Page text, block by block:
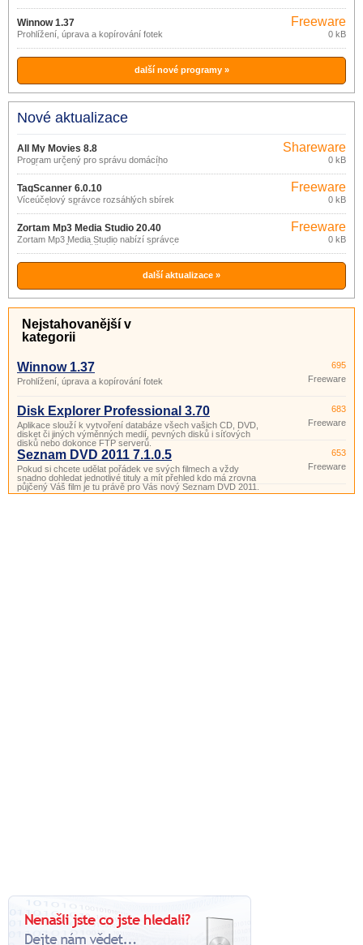
Winnow 1.37
Prohlížení, úprava a kopírování fotek
Freeware
0 kB
další nové programy »
Nové aktualizace
All My Movies 8.8
Program určený pro správu domácího
archívu filmů na DVD nebo CD discích,
VHS páskách apod.
Shareware
0 kB
TagScanner 6.0.10
Víceúčelový správce rozsáhlých sbírek
hudebních titulů.
Freeware
0 kB
Zortam Mp3 Media Studio 20.40
Zortam Mp3 Media Studio nabízí správce
MP3 souborů umožňující jejich zařazení
do knihovny a vyhledávání, nástroj pro
úpravu ID3v1 a ID3v2.
Freeware
0 kB
další aktualizace »
Nejstahovanější v
kategorii
Winnow 1.37
Prohlížení, úprava a kopírování fotek
695
Freeware
Disk Explorer Professional 3.70
Aplikace slouží k vytvoření databáze všech vašich CD, DVD,
disket či jiných výměnných medií, pevných disků i síťových
disků nebo dokonce FTP serverů.
683
Freeware
Seznam DVD 2011 7.1.0.5
Pokud si chcete udělat pořádek ve svých filmech a vždy
snadno dohledat jednotlivé tituly a mít přehled kdo má zrovna
půjčený Váš film je tu právě pro Vás nový Seznam DVD 2011.
653
Freeware